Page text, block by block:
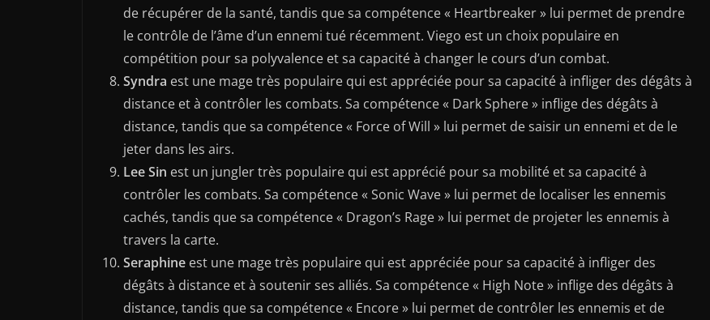
de récupérer de la santé, tandis que sa compétence « Heartbreaker » lui permet de prendre
le contrôle de l’âme d’un ennemi tué récemment. Viego est un choix populaire en
compétition pour sa polyvalence et sa capacité à changer le cours d’un combat.
Syndra est une mage très populaire qui est appréciée pour sa capacité à infliger des dégâts à
distance et à contrôler les combats. Sa compétence « Dark Sphere » inflige des dégâts à
distance, tandis que sa compétence « Force of Will » lui permet de saisir un ennemi et de le
jeter dans les airs.
Lee Sin est un jungler très populaire qui est apprécié pour sa mobilité et sa capacité à
contrôler les combats. Sa compétence « Sonic Wave » lui permet de localiser les ennemis
cachés, tandis que sa compétence « Dragon’s Rage » lui permet de projeter les ennemis à
travers la carte.
Seraphine est une mage très populaire qui est appréciée pour sa capacité à infliger des
dégâts à distance et à soutenir ses alliés. Sa compétence « High Note » inflige des dégâts à
distance, tandis que sa compétence « Encore » lui permet de contrôler les ennemis et de